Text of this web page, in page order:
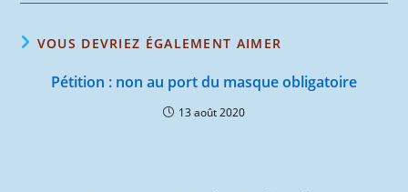
VOUS DEVRIEZ ÉGALEMENT AIMER
Pétition : non au port du masque obligatoire
13 août 2020